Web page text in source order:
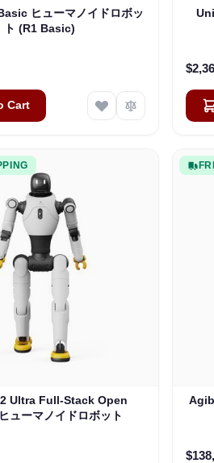
ヒューマノイドロボッ
ト (R1 Basic)
Cart
Ultra Full-Stack Open
ューマノイドロボット